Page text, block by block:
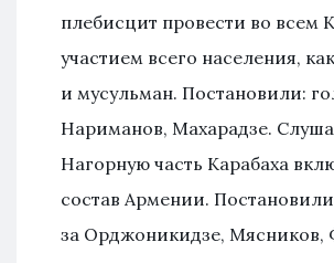
плебисцит провести во всем
участием всего населения,
и мусульман. Постановили:
Нариманов, Махарадзе.
Нагорную часть Карабаха
состав Армении.
за Орджоникидзе, Мясников,